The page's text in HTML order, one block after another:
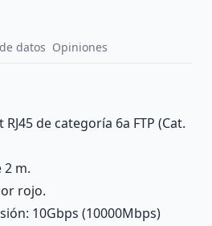
datos Opiniones
de categoría 6a FTP (Cat.
2 m.
rojo.
10Gbps (10000Mbps)